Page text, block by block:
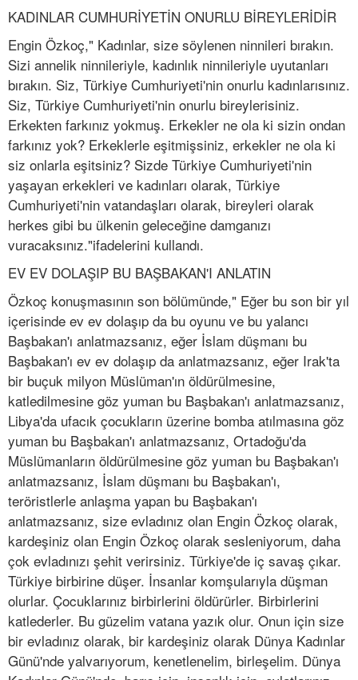
KADINLAR CUMHURİYETİN ONURLU BİREYLERİDİR
Engin Özkoç," Kadınlar, size söylenen ninnileri bırakın.
Sizi annelik ninnileriyle, kadınlık ninnileriyle uyutanları
bırakın. Siz, Türkiye Cumhuriyeti'nin onurlu kadınlarısınız.
Siz, Türkiye Cumhuriyeti'nin onurlu bireylerisiniz.
Erkekten farkınız yokmuş. Erkekler ne ola ki sizin ondan
farkınız yok? Erkeklerle eşitmişsiniz, erkekler ne ola ki
siz onlarla eşitsiniz? Sizde Türkiye Cumhuriyeti'nin
yaşayan erkekleri ve kadınları olarak, Türkiye
Cumhuriyeti'nin vatandaşları olarak, bireyleri olarak
herkes gibi bu ülkenin geleceğine damganızı
vuracaksınız."ifadelerini kullandı.
EV EV DOLAŞIP BU BAŞBAKAN'I ANLATIN
Özkoç konuşmasının son bölümünde," Eğer bu son bir yıl
içerisinde ev ev dolaşıp da bu oyunu ve bu yalancı
Başbakan'ı anlatmazsanız, eğer İslam düşmanı bu
Başbakan'ı ev ev dolaşıp da anlatmazsanız, eğer Irak'ta
bir buçuk milyon Müslüman'ın öldürülmesine,
katledilmesine göz yuman bu Başbakan'ı anlatmazsanız,
Libya'da ufacık çocukların üzerine bomba atılmasına göz
yuman bu Başbakan'ı anlatmazsanız, Ortadoğu'da
Müslümanların öldürülmesine göz yuman bu Başbakan'ı
anlatmazsanız, İslam düşmanı bu Başbakan'ı,
teröristlerle anlaşma yapan bu Başbakan'ı
anlatmazsanız, size evladınız olan Engin Özkoç olarak,
kardeşiniz olan Engin Özkoç olarak sesleniyorum, daha
çok evladınızı şehit verirsiniz. Türkiye'de iç savaş çıkar.
Türkiye birbirine düşer. İnsanlar komşularıyla düşman
olurlar. Çocuklarınız birbirlerini öldürürler. Birbirlerini
katlederler. Bu güzelim vatana yazık olur. Onun için size
bir evladınız olarak, bir kardeşiniz olarak Dünya Kadınlar
Günü'nde yalvarıyorum, kenetlenelim, birleşelim. Dünya